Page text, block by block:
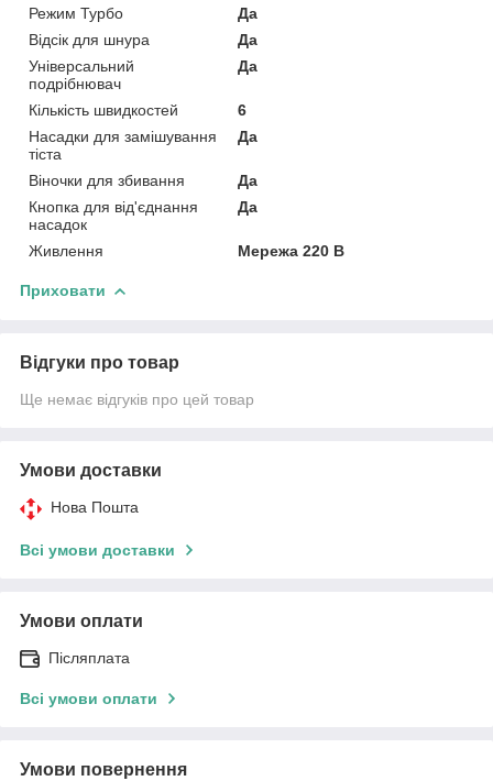
Режим Турбо
Да
Відсік для шнура
Да
Універсальний
подрібнювач
Да
Кількість швидкостей
6
Насадки для замішування
тіста
Да
Віночки для збивання
Да
Кнопка для від'єднання
насадок
Да
Живлення Мережа 220 В
Приховати
Відгуки про товар
Ще немає відгуків про цей товар
Умови доставки
Нова Пошта
Всі умови доставки
Умови оплати
Післяплата
Всі умови оплати
Умови повернення